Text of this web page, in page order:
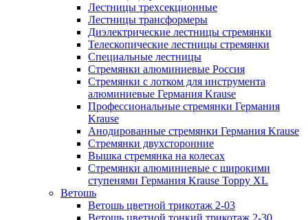
Лестницы трехсекционные
Лестницы трансформеры
Диэлектрические лестницы стремянки
Телескопические лестницы стремянки
Специальные лестницы
Стремянки алюминиевые Россия
Стремянки c лотком для инструмента
алюминиевые Германия Krause
Профессиональные стремянки Германия
Krause
Анодированные стремянки Германия Krause
Стремянки двухсторонние
Вышка стремянка на колесах
Стремянки алюминиевые c широкими
ступенями Германия Krause Toppy XL
Ветошь
Ветошь цветной трикотаж 2-03
Ветошь цветной тонкий трикотаж 2-30